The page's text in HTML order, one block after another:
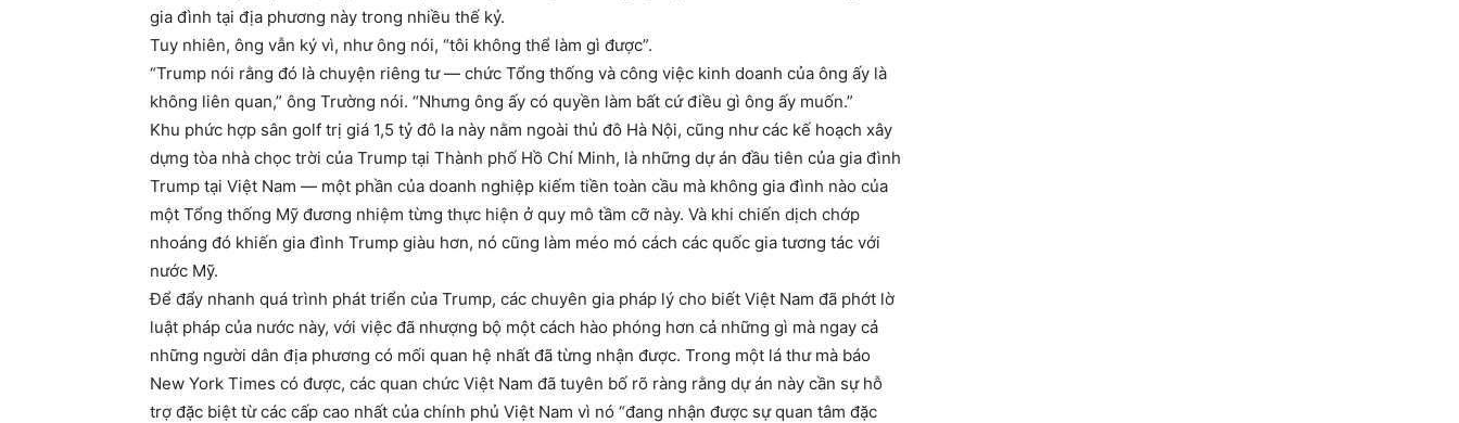
gia đình tại địa phương này trong nhiều thế kỷ.
Tuy nhiên, ông vẫn ký vì, như ông nói, “tôi không thể làm gì được”.
“Trump nói rằng đó là chuyện riêng tư — chức Tổng thống và công việc kinh doanh của ông ấy là
không liên quan,” ông Trường nói. “Nhưng ông ấy có quyền làm bất cứ điều gì ông ấy muốn.”
Khu phức hợp sân golf trị giá 1,5 tỷ đô la này nằm ngoài thủ đô Hà Nội, cũng như các kế hoạch xây
dựng tòa nhà chọc trời của Trump tại Thành phố Hồ Chí Minh, là những dự án đầu tiên của gia đình
Trump tại Việt Nam — một phần của doanh nghiệp kiếm tiền toàn cầu mà không gia đình nào của
một Tổng thống Mỹ đương nhiệm từng thực hiện ở quy mô tầm cỡ này. Và khi chiến dịch chớp
nhoáng đó khiến gia đình Trump giàu hơn, nó cũng làm méo mó cách các quốc gia tương tác với
nước Mỹ.
Để đẩy nhanh quá trình phát triển của Trump, các chuyên gia pháp lý cho biết Việt Nam đã phớt lờ
luật pháp của nước này, với việc đã nhượng bộ một cách hào phóng hơn cả những gì mà ngay cả
những người dân địa phương có mối quan hệ nhất đã từng nhận được. Trong một lá thư mà báo
New York Times có được, các quan chức Việt Nam đã tuyên bố rõ ràng rằng dự án này cần sự hỗ
trợ đặc biệt từ các cấp cao nhất của chính phủ Việt Nam vì nó “đang nhận được sự quan tâm đặc